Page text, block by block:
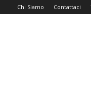
Chi Siamo Contattaci